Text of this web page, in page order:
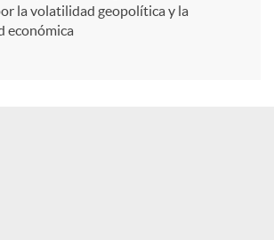
la volatilidad geopolítica y la
económica